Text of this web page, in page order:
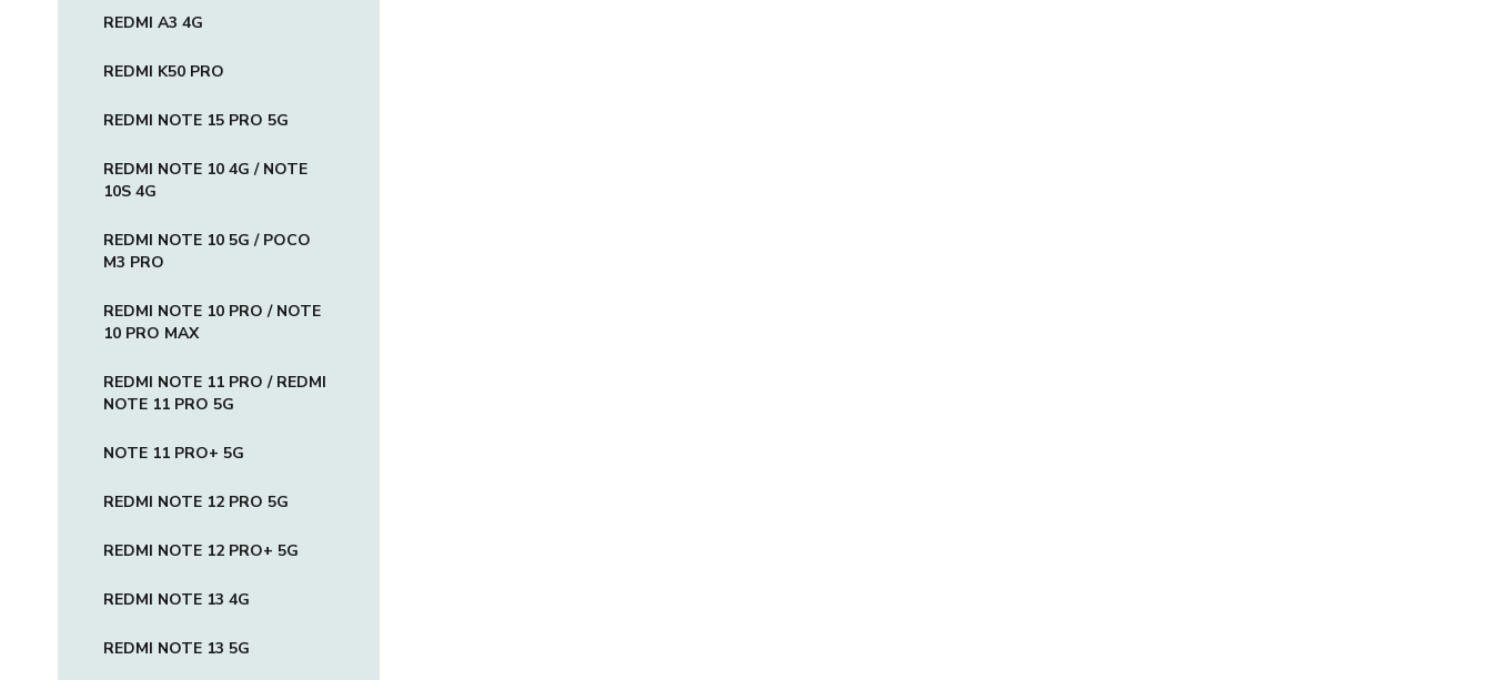
REDMI A3 4G
REDMI K50 PRO
REDMI NOTE 15 PRO 5G
REDMI NOTE 10 4G / NOTE
10S 4G
REDMI NOTE 10 5G / POCO
M3 PRO
REDMI NOTE 10 PRO / NOTE
10 PRO MAX
REDMI NOTE 11 PRO / REDMI
NOTE 11 PRO 5G
NOTE 11 PRO+ 5G
REDMI NOTE 12 PRO 5G
REDMI NOTE 12 PRO+ 5G
REDMI NOTE 13 4G
REDMI NOTE 13 5G